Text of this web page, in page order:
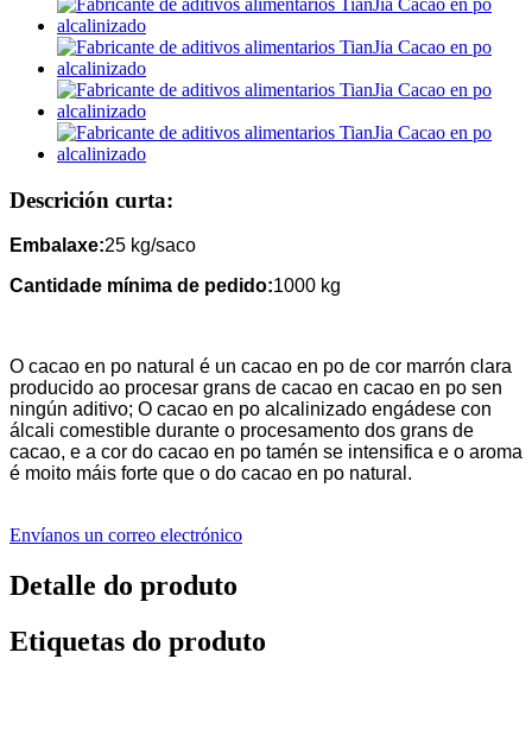
Descrición curta:
Embalaxe:25 kg/saco
Cantidade mínima de pedido:1000 kg
O cacao en po natural é un cacao en po de cor marrón clara
producido ao procesar grans de cacao en cacao en po sen
ningún aditivo; O cacao en po alcalinizado engádese con
álcali comestible durante o procesamento dos grans de
cacao, e a cor do cacao en po tamén se intensifica e o aroma
é moito máis forte que o do cacao en po natural.
Envíanos un correo electrónico
Detalle do produto
Etiquetas do produto